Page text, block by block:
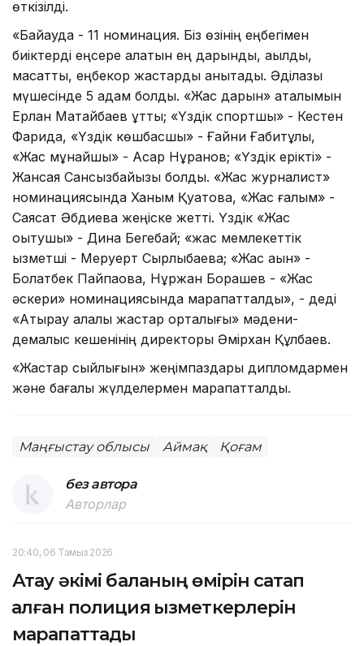
өткізілді.
«Байқауда - 11 номинация. Біз өзінің еңбегімен
биіктерді еңсере алатын ең дарынды, ақылды,
мақсатты, еңбекқор жастарды анықтадық. Әділқазы
мүшесінде 5 адам болды. «Жас дарын» аталымын
Ерлан Матайбаев ұтты; «Үздік спортшы» - Кестен
Фарида, «Үздік көшбасшы» - Ғайни Ғабитұлы,
«Жас мұнайшы» - Асқар Нұранов; «Үздік ерікті» -
Жансая Сансызбайқызы болды. «Жас журналист»
номинациясында Ханым Қуатова, «Жас ғалым» -
Саясат Әбдиева жеңіске жетті. Үздік «Жас
оқытушы» - Дина Бегебай; «жас мемлекеттік
қызметші - Меруерт Сырлыбаева; «Жас ақын» -
Болатбек Пайпақова, Нұржан Борашев - «Жас
әскери» номинациясында марапатталды», - деді
«Атырау қалалық жастар орталығы» мәдени-
демалыс кешенінің директоры Әмірхан Құлбаев.
«Жастар сыйлығын» жеңімпаздары дипломдармен
және бағалы жүлделермен марапатталды.
Маңғыстау облысы Аймақ Қоғам
без автора
Авторлар
20:40, 06 Тамыз 2026
Ақтау әкімі баланың өмірін сақтап
қалған полиция қызметкерлерін
марапаттады